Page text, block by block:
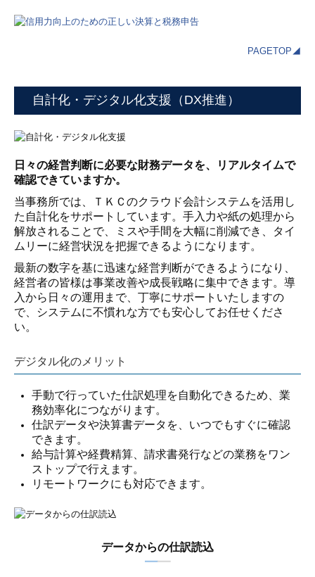
PAGETOP◢
自計化・デジタル化支援（DX推進）
日々の経営判断に必要な財務データを、リアルタイムで
確認できていますか。
当事務所では、ＴＫＣのクラウド会計システムを活用し
た自計化をサポートしています。手入力や紙の処理から
解放されることで、ミスや手間を大幅に削減でき、タイ
ムリーに経営状況を把握できるようになります。
最新の数字を基に迅速な経営判断ができるようになり、
経営者の皆様は事業改善や成長戦略に集中できます。導
入から日々の運用まで、丁寧にサポートいたしますの
で、システムに不慣れな方でも安心してお任せくださ
い。
デジタル化のメリット
手動で行っていた仕訳処理を自動化できるため、業
務効率化につながります。
仕訳データや決算書データを、いつでもすぐに確認
できます。
給与計算や経費精算、請求書発行などの業務をワン
ストップで行えます。
リモートワークにも対応できます。
データからの仕訳読込
━━